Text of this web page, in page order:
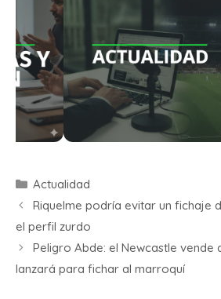
Actualidad
Riquelme podría evitar un fichaje
el perfil zurdo
Peligro Abde: el Newcastle vende
lanzará para fichar al marroquí